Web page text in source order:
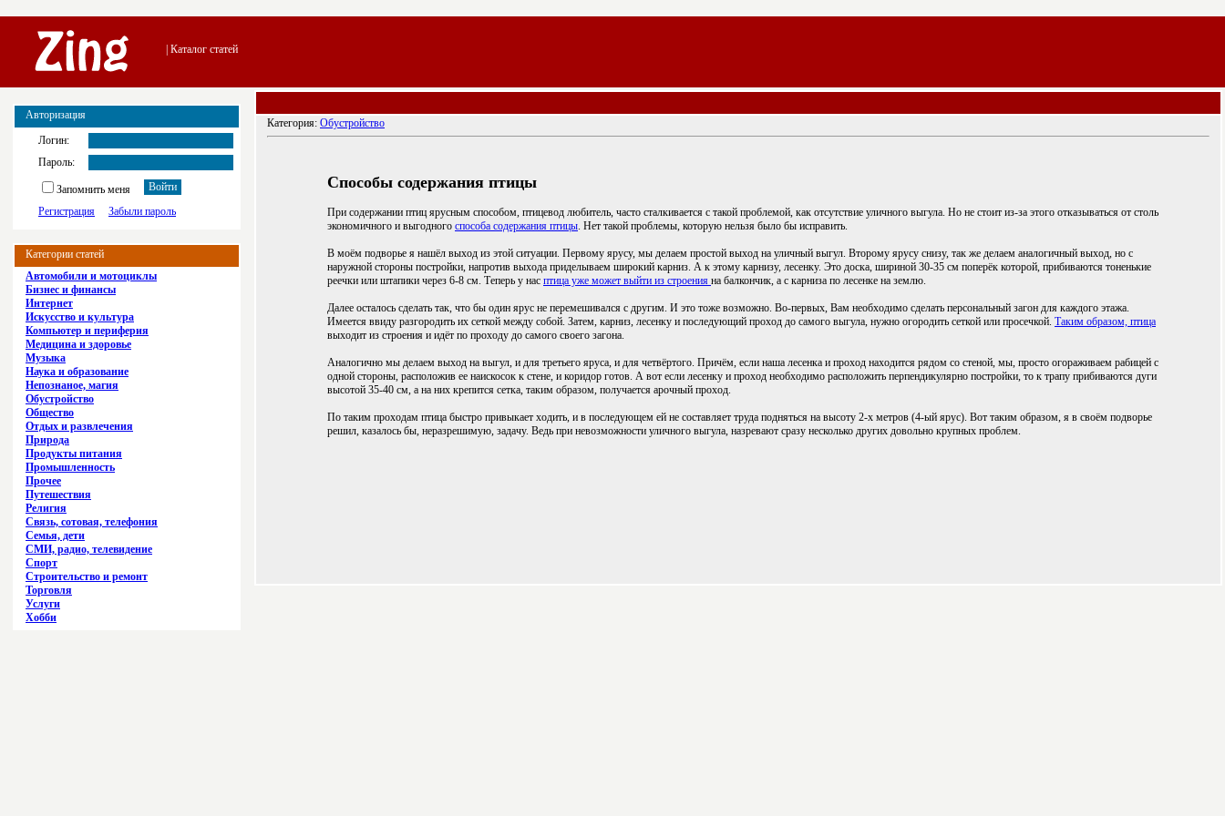
| Каталог статей
Авторизация
Логин:
Пароль:
Запомнить меня
Регистрация
Забыли пароль
Категории статей
Автомобили и мотоциклы
Бизнес и финансы
Интернет
Искусство и культура
Компьютер и периферия
Медицина и здоровье
Музыка
Наука и образование
Непознаное, магия
Обустройство
Общество
Отдых и развлечения
Природа
Продукты питания
Промышленность
Прочее
Путешествия
Религия
Связь, сотовая, телефония
Семья, дети
СМИ, радио, телевидение
Спорт
Строительство и ремонт
Торговля
Услуги
Хобби
Категория: Обустройство
Способы содержания птицы
При содержании птиц ярусным способом, птицевод любитель, часто сталкивается с такой проблемой, как отсутствие уличного выгула. Но не стоит из-за этого отказываться от столь
экономичного и выгодного способа содержания птицы. Нет такой проблемы, которую нельзя было бы исправить.
В моём подворье я нашёл выход из этой ситуации. Первому ярусу, мы делаем простой выход на уличный выгул. Второму ярусу снизу, так же делаем аналогичный выход, но с
наружной стороны постройки, напротив выхода приделываем широкий карниз. А к этому карнизу, лесенку. Это доска, шириной 30-35 см поперёк которой, прибиваются тоненькие
реечки или штапики через 6-8 см. Теперь у нас птица уже может выйти из строения на балкончик, а с карниза по лесенке на землю.
Далее осталось сделать так, что бы один ярус не перемешивался с другим. И это тоже возможно. Во-первых, Вам необходимо сделать персональный загон для каждого этажа.
Имеется ввиду разгородить их сеткой между собой. Затем, карниз, лесенку и последующий проход до самого выгула, нужно огородить сеткой или просечкой. Таким образом, птица
выходит из строения и идёт по проходу до самого своего загона.
Аналогично мы делаем выход на выгул, и для третьего яруса, и для четвёртого. Причём, если наша лесенка и проход находится рядом со стеной, мы, просто огораживаем рабицей с
одной стороны, расположив ее наискосок к стене, и коридор готов. А вот если лесенку и проход необходимо расположить перпендикулярно постройки, то к трапу прибиваются дуги
высотой 35-40 см, а на них крепится сетка, таким образом, получается арочный проход.
По таким проходам птица быстро привыкает ходить, и в последующем ей не составляет труда подняться на высоту 2-х метров (4-ый ярус). Вот таким образом, я в своём подворье
решил, казалось бы, неразрешимую, задачу. Ведь при невозможности уличного выгула, назревают сразу несколько других довольно крупных проблем.